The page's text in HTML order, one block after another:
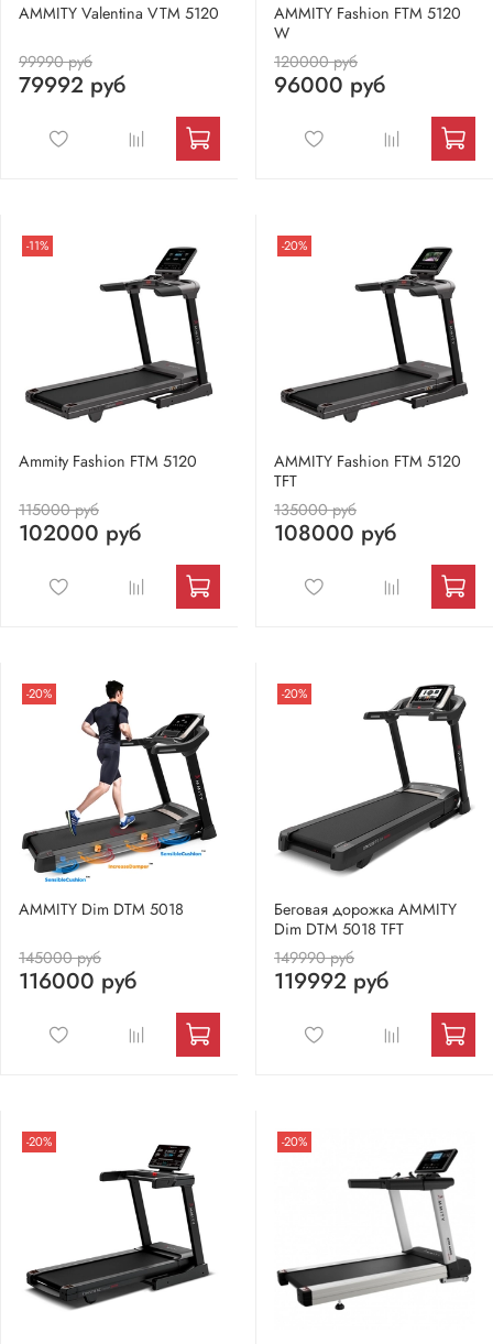
AMMITY Valentina VTM 5120
99990 руб
79992 руб
AMMITY Fashion FTM 5120
W
120000 руб
96000 руб
-11%
Ammity Fashion FTM 5120
115000 руб
102000 руб
-20%
AMMITY Fashion FTM 5120
TFT
135000 руб
108000 руб
-20%
AMMITY Dim DTM 5018
145000 руб
116000 руб
-20%
Беговая дорожка AMMITY
Dim DTM 5018 TFT
149990 руб
119992 руб
-20% -20%